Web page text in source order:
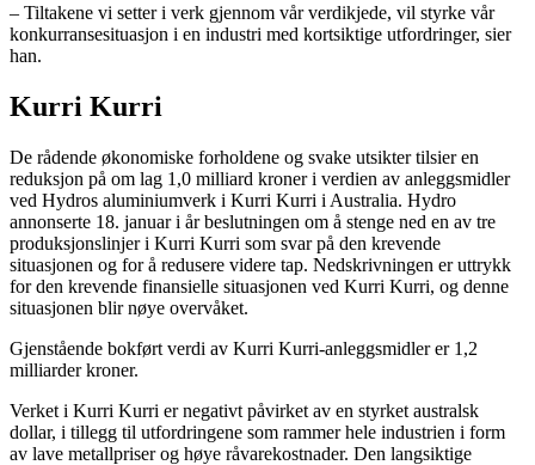
– Tiltakene vi setter i verk gjennom vår verdikjede, vil styrke vår
konkurransesituasjon i en industri med kortsiktige utfordringer, sier
han.
Kurri Kurri
De rådende økonomiske forholdene og svake utsikter tilsier en
reduksjon på om lag 1,0 milliard kroner i verdien av anleggsmidler
ved Hydros aluminiumverk i Kurri Kurri i Australia. Hydro
annonserte 18. januar i år beslutningen om å stenge ned en av tre
produksjonslinjer i Kurri Kurri som svar på den krevende
situasjonen og for å redusere videre tap. Nedskrivningen er uttrykk
for den krevende finansielle situasjonen ved Kurri Kurri, og denne
situasjonen blir nøye overvåket.
Gjenstående bokført verdi av Kurri Kurri-anleggsmidler er 1,2
milliarder kroner.
Verket i Kurri Kurri er negativt påvirket av en styrket australsk
dollar, i tillegg til utfordringene som rammer hele industrien i form
av lave metallpriser og høye råvarekostnader. Den langsiktige